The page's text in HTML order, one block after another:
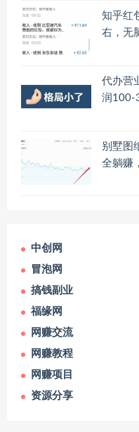
知乎红
右，无
代办营
润100-
别墅图
全躺赚
中创网
冒泡网
搞钱副业
福缘网
网赚交流
网赚教程
网赚项目
资源分享